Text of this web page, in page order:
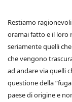
Restiamo
oramai fatto e il loro
seriamente quelli
che vengono
ad andare via quelli
questione della
paese di origine e